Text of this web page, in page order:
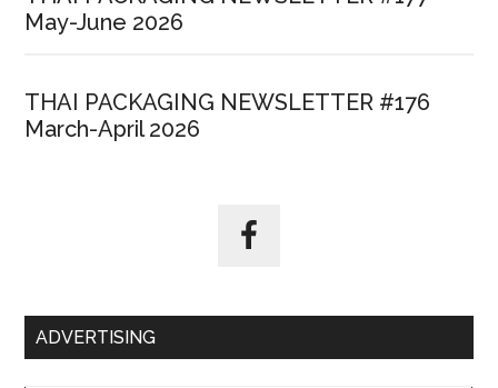
May-June 2026
THAI PACKAGING NEWSLETTER #176
March-April 2026
ADVERTISING